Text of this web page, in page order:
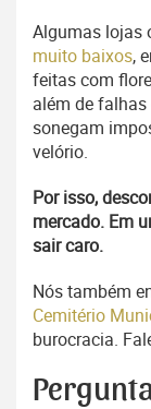
Algumas lojas
muito baixos,
feitas com
além de
sonegam
velório.
Por isso,
mercado. Em
sair caro.
Nós também
Cemitério
burocracia.